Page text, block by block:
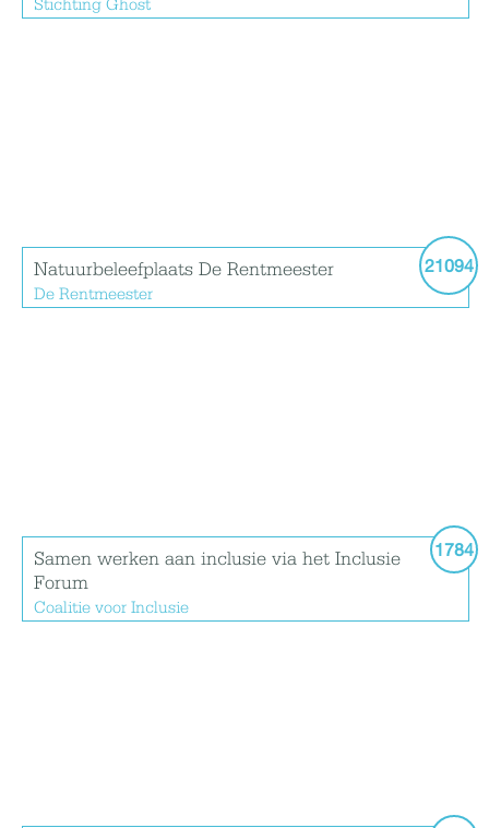
Stichting Ghost
21094
Natuurbeleefplaats De Rentmeester
De Rentmeester
1784
Samen werken aan inclusie via het Inclusie
Forum
Coalitie voor Inclusie